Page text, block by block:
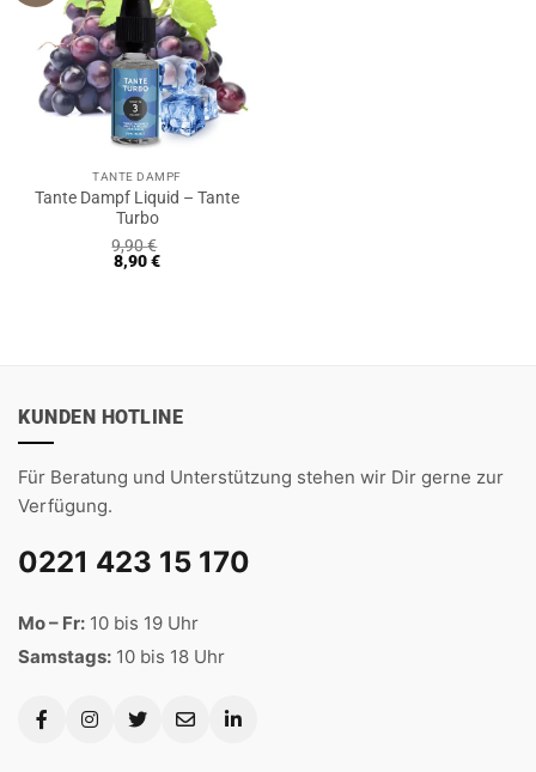
TANTE DAMPF
Tante Dampf Liquid – Tante
Turbo
9,90€
8,90€
KUNDEN HOTLINE
Für Beratung und Unterstützung stehen wir Dir gerne zur
Verfügung.
0221 423 15 170
Mo – Fr: 10 bis 19 Uhr
Samstags: 10 bis 18 Uhr